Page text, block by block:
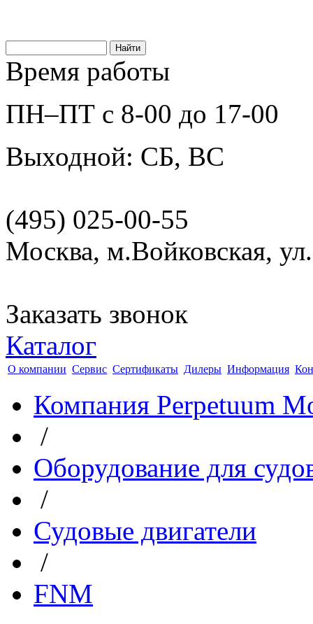
Время работы
ПН–ПТ с 8-00 до 17-00
Выходной: СБ, ВС
(495) 025-00-55
Москва, м.Войковская,
Заказать звонок
Каталог
О компании Сервис Сертификаты Дилеры Информация
Компания Perpetuum
/
Оборудование для
/
Судовые двигатели
/
FNM